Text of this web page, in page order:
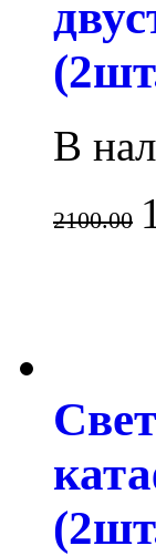
В
2100.00